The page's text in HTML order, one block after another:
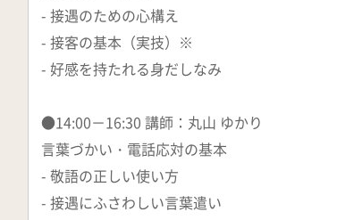
- 接遇のための心構え
- 接客の基本（実技）※
- 好感を持たれる身だしなみ
●14:00－16:30 講師：丸山 ゆかり
言葉づかい・電話応対の基本
- 敬語の正しい使い方
- 接遇にふさわしい言葉遣い